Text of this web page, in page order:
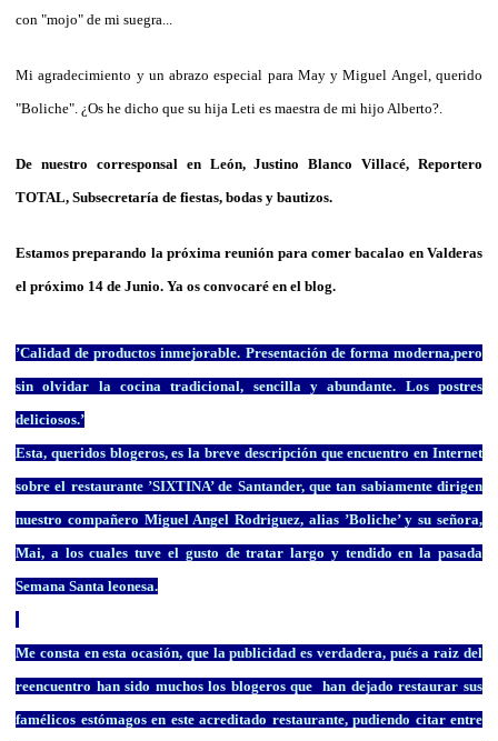
con "mojo" de mi suegra...
Mi agradecimiento y un abrazo especial para May y Miguel Angel, querido
"Boliche". ¿Os he dicho que su hija Leti es maestra de mi hijo Alberto?.
De nuestro corresponsal en León, Justino Blanco Villacé, Reportero
TOTAL, Subsecretaría de fiestas, bodas y bautizos.
Estamos preparando la próxima reunión para comer bacalao en Valderas
el próximo 14 de Junio. Ya os convocaré en el blog.
’Calidad de productos inmejorable. Presentación de forma moderna,pero
sin olvidar la cocina tradicional, sencilla y abundante. Los postres
deliciosos.’
Esta, queridos blogeros, es la breve descripción que encuentro en Internet
sobre el restaurante ’SIXTINA’de Santander, que tan sabiamente dirigen
nuestro compañero Miguel Angel Rodriguez, alias ’Boliche’ y su señora,
Mai, a los cuales tuve el gusto de tratar largo y tendido en la pasada
Semana Santa leonesa.
Me consta en esta ocasión, que la publicidad es verdadera, pués a raiz del
reencuentro han sido muchos los blogeros que han dejado restaurar sus
famélicos estómagos en este acreditado restaurante, pudiendo citar entre